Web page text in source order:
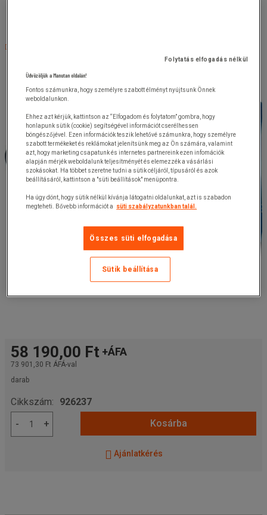
58 190,00 Ft +ÁFA
73 901,30 Ft ÁFÁ-val
darab
Cikkszám: 926237
-
+ Kosárba
Ajánlatkérés
Folytatás elfogadás nélkül
Üdvözöljük a Manutan oldalán!
Fontos számunkra, hogy személyre szabott élményt nyújtsunk Önnek
weboldalunkon.
Ehhez azt kérjük, kattintson az “Elfogadom és folytatom” gombra, hogy
honlapunk sütik (cookie) segítségével információt cserélhessen
böngészőjével. Ezen információk teszik lehetővé számunkra, hogy személyre
szabott termékeket és reklámokat jelenítsünk meg az Ön számára, valamint
azt, hogy marketing csapatunk és internetes partnereink ezen infomációk
alapján mérjék weboldalunk teljesítményét és elemezzék a vásárlási
szokásokat. Ha többet szeretne tudni a sütik céljáról, típusáról és azok
beállításáról, kattintson a "süti beállítások" menüpontra.
Ha úgy dönt, hogy sütik nélkül kívánja látogatni oldalunkat, azt is szabadon
megteheti. Bővebb információt a
süti szabályzatunkban talál.
Összes süti elfogadása
Sütik beállítása